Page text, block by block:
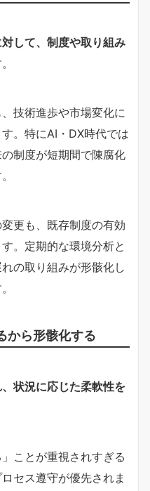
して、制度や取り組み
技術進歩や市場変化に
。特にAI・DX時代では
制度が短期間で陳腐化
更も、既存制度の有効
。定期的な環境分析と
の取り組みが形骸化し
から形骸化する
状況に応じた柔軟性を
ことが重視されすぎる
セス遵守が優先されま